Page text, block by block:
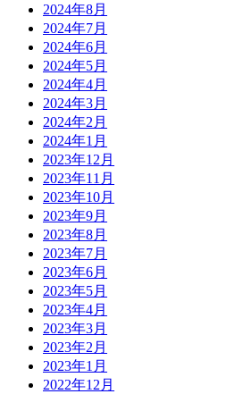
2024年8月
2024年7月
2024年6月
2024年5月
2024年4月
2024年3月
2024年2月
2024年1月
2023年12月
2023年11月
2023年10月
2023年9月
2023年8月
2023年7月
2023年6月
2023年5月
2023年4月
2023年3月
2023年2月
2023年1月
2022年12月